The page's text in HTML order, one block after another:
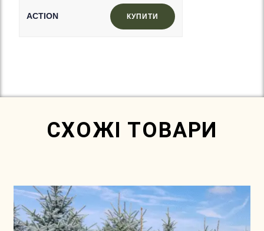
КУПИТИ
СХОЖІ ТОВАРИ